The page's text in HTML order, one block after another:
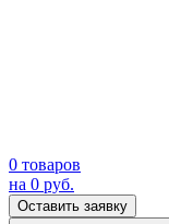
0 товаров
на 0 руб.
Оставить заявку